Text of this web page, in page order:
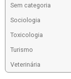
Sem categoria
Sociologia
Toxicologia
Turismo
Veterinária